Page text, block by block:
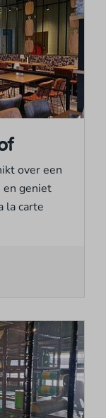
over een
en geniet
la carte